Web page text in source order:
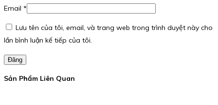
Email *
Lưu tên của tôi, email, và trang web trong trình duyệt này cho
lần bình luận kế tiếp của tôi.
Đăng
Sản Phẩm Liên Quan